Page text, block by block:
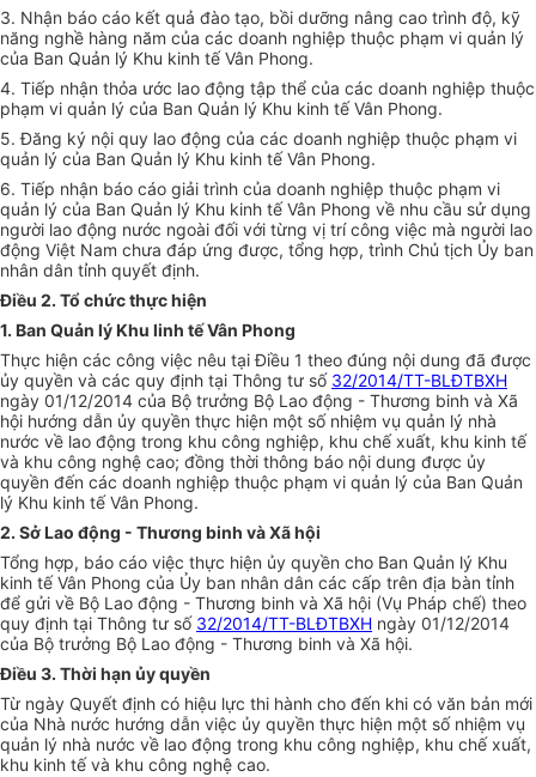
3. Nhận báo cáo kết quả đào tạo, bồi dưỡng nâng cao trình độ, kỹ
năng nghề hàng năm của các doanh nghiệp thuộc phạm vi quản lý
của Ban Quản lý Khu kinh tế Vân Phong.
4. Tiếp nhận thỏa ước lao động tập thể của các doanh nghiệp thuộc
phạm vi quản lý của Ban Quản lý Khu kinh tế Vân Phong.
5.Đăng ký nội quy lao động của các doanh nghiệp thuộc phạm vi
quản lý của Ban Quản lý Khu kinh tế Vân Phong.
6. Tiếp nhận báo cáo giải trình của doanh nghiệp thuộc phạm vi
quản lý của Ban Quản lý Khu kinh tế Vân Phong về nhu cầu sử dụng
người lao động nước ngoài đối với từng vị trí công việc mà người lao
động Việt Nam chưa đáp ứng được, tổng hợp, trình Chủ tịch Ủy ban
nhân dân tỉnh quyết định.
Điều 2. Tổ chức thực hiện
1. Ban Quản lý Khu linh tế Vân Phong
Thực hiện các công việc nêu tại Điều 1 theo đúng nội dung đã được
ủy quyền và các quy định tại Thông tư số 32/2014/TT-BLĐTBXH
ngày 01/12/2014 của Bộ trưởng Bộ Lao động - Thương binh và Xã
hội hướng dẫn ủy quyền thực hiện một số nhiệm vụ quản lý nhà
nước về lao động trong khu công nghiệp, khu chế xuất, khu kinh tế
và khu công nghệ cao; đồng thời thông báo nội dung được ủy
quyền đến các doanh nghiệp thuộc phạm vi quản lý của Ban Quản
lý Khu kinh tế Vân Phong.
2. Sở Lao động - Thương binh và Xã hội
Tổng hợp, báo cáo việc thực hiện ủy quyền cho Ban Quản lý Khu
kinh tế Vân Phong của Ủy ban nhân dân các cấp trên địa bàn tỉnh
để gửi về Bộ Lao động - Thương binh và Xã hội (Vụ Pháp chế) theo
quy định tại Thông tư số 32/2014/TT-BLĐTBXH ngày 01/12/2014
của Bộ trưởng Bộ Lao động - Thương binh và Xã hội.
Điều 3. Thời hạn ủy quyền
Từ ngày Quyết định có hiệu lực thi hành cho đến khi có văn bản mới
của Nhà nước hướng dẫn việc ủy quyền thực hiện một số nhiệm vụ
quản lý nhà nước về lao động trong khu công nghiệp, khu chế xuất,
khu kinh tế và khu công nghệ cao.